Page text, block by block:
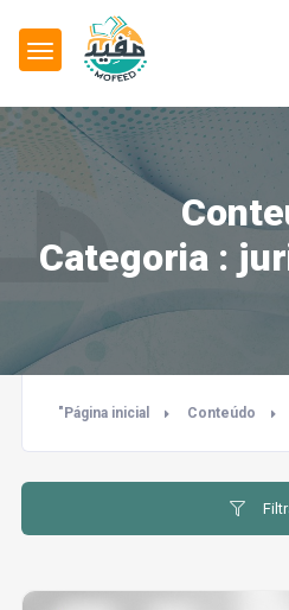
Categoria :
"Página inicial Conteúdo